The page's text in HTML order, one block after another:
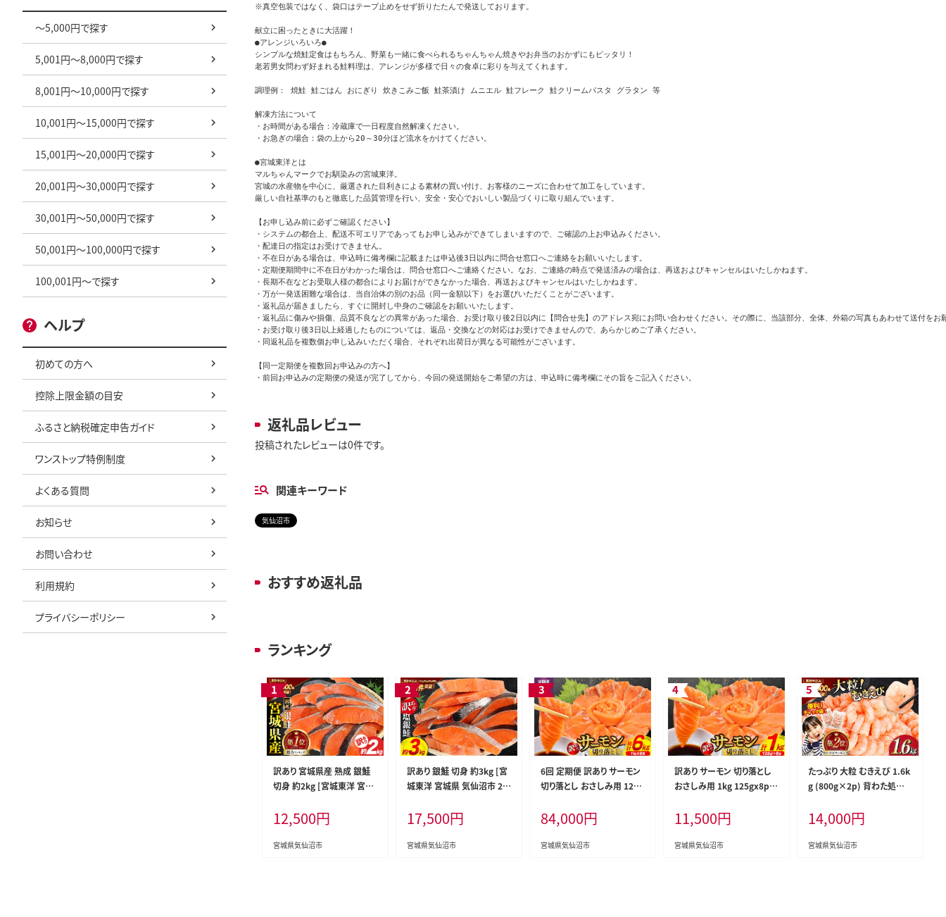
～5,000円で探す
5,001円～8,000円で探す
8,001円～10,000円で探す
10,001円～15,000円で探す
15,001円～20,000円で探す
20,001円～30,000円で探す
30,001円～50,000円で探す
50,001円～100,000円で探す
100,001円～で探す
ヘルプ
初めての方へ
控除上限金額の目安
ふるさと納税確定申告ガイド
ワンストップ特例制度
よくある質問
お知らせ
お問い合わせ
利用規約
プライバシーポリシー
※真空包装ではなく、袋口はテープ止めをせず折りたたんで発送しております。
献立に困ったときに大活躍！
●アレンジいろいろ●
シンプルな焼鮭定食はもちろん、野菜も一緒に食べられるちゃんちゃん焼きやお弁当のおかずにもピッタリ！
老若男女問わず好まれる鮭料理は、アレンジが多様で日々の食卓に彩りを与えてくれます。
調理例： 焼鮭 鮭ごはん おにぎり 炊きこみご飯 鮭茶漬け ムニエル 鮭フレーク 鮭クリームパスタ グラタン 等
解凍方法について
・お時間がある場合：冷蔵庫で一日程度自然解凍ください。
・お急ぎの場合：袋の上から20～30分ほど流水をかけてください。
●宮城東洋とは
マルちゃんマークでお馴染みの宮城東洋。
宮城の水産物を中心に、厳選された目利きによる素材の買い付け、お客様のニーズに合わせて加工をしています。
厳しい自社基準のもと徹底した品質管理を行い、安全・安心でおいしい製品づくりに取り組んでいます。
【お申し込み前に必ずご確認ください】
・システムの都合上、配送不可エリアであってもお申し込みができてしまいますので、ご確認の上お申込みください。
・配達日の指定はお受けできません。
・不在日がある場合は、申込時に備考欄に記載または申込後3日以内に問合せ窓口へご連絡をお願いいたします。
・定期便期間中に不在日がわかった場合は、問合せ窓口へご連絡ください。なお、ご連絡の時点で発送済みの場合は、再送およびキャンセルはいたしかねます。
・長期不在などお受取人様の都合によりお届けができなかった場合、再送およびキャンセルはいたしかねます。
・万が一発送困難な場合は、当自治体の別のお品（同一金額以下）をお選びいただくことがございます。
・返礼品が届きましたら、すぐに開封し中身のご確認をお願いいたします。
・返礼品に傷みや損傷、品質不良などの異常があった場合、お受け取り後2日以内に【問合せ先】のアドレス宛にお問い合わせください。その際に、当該部分、全体、外箱の写真もあわせて送付をお
・お受け取り後3日以上経過したものについては、返品・交換などの対応はお受けできませんので、あらかじめご了承ください。
・同返礼品を複数個お申し込みいただく場合、それぞれ出荷日が異なる可能性がございます。
【同一定期便を複数回お申込みの方へ】
・前回お申込みの定期便の発送が完了してから、今回の発送開始をご希望の方は、申込時に備考欄にその旨をご記入ください。
返礼品レビュー
投稿されたレビューは0件です。
関連キーワード
気仙沼市
おすすめ返礼品
ランキング
訳あり 宮城県産 熟成 銀鮭
切身 約2kg [宮城東洋 宮城
海鮮 魚介類 国産 さけ 鮭 甘
口 サケ 鮭切身 シャケ 切り身
冷凍 おかず 弁当 支援 事業
12,500円
宮城県気仙沼市
訳あり 銀鮭 切身 約3kg [宮
城東洋 宮城県 気仙沼市 20
アリ 規格外 不揃い さけ サ
ケ 鮭切身 シャケ 切り身 冷凍
家庭用 おかず 弁当 支援 サ
17,500円
宮城県気仙沼市
6回 定期便 訳あり サーモン
切り落とし おさしみ用 125g
店 宮城県 気仙沼市 205647
08] 魚介 鮭 さけ サケ お刺
し身 刺し身 刺身 生食 個包
84,000円
宮城県気仙沼市
訳あり サーモン 切り落とし
おさしみ用 1kg 125gx8p
20564313] 魚 魚介類 鮭 お
刺し身 刺し身 刺身 生 生食
個包装 チリ銀鮭 銀鮭 海鮮
11,500円
宮城県気仙沼市
たっぷり 大粒 むきえび 1.6k
g (800g×2p) 背わた処理
沼市 20564351] えび 冷凍
剥き海老 むきエビ 海鮮 業務
用 バラ凍結 剥きえび むき海
14,000円
宮城県気仙沼市